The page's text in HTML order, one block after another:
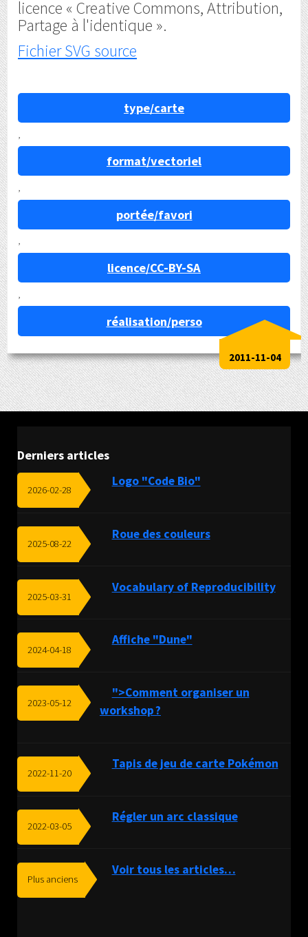
licence « Creative Commons, Attribution,
Partage à l'identique ».
Fichier SVG source
type/carte
format/vectoriel
,
portée/favori
,
licence/CC-BY-SA
,
réalisation/perso
2011-11-04
Derniers articles
2026-02-28
Logo "Code Bio"
2025-08-22
Roue des couleurs
2025-03-31
Vocabulary of Reproducibility
2024-04-18
Affiche "Dune"
2023-05-12
">Comment organiser un
workshop ?
2022-11-20
Tapis de jeu de carte Pokémon
2022-03-05
Régler un arc classique
Plus anciens
Voir tous les articles…